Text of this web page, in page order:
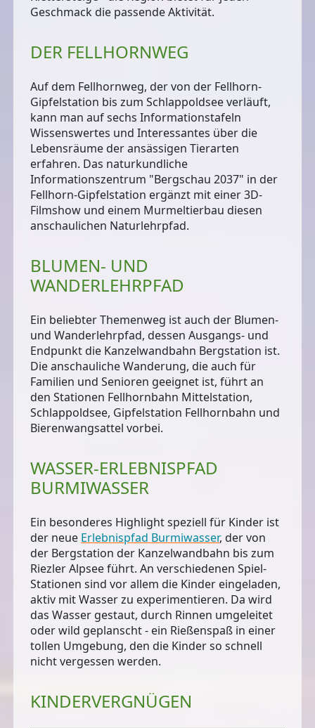
Geschmack die passende Aktivität.
DER FELLHORNWEG
Auf dem Fellhornweg, der von der Fellhorn-
Gipfelstation bis zum Schlappoldsee verläuft,
kann man auf sechs Informationstafeln
Wissenswertes und Interessantes über die
Lebensräume der ansässigen Tierarten
erfahren. Das naturkundliche
Informationszentrum "Bergschau 2037" in der
Fellhorn-Gipfelstation ergänzt mit einer 3D-
Filmshow und einem Murmeltierbau diesen
anschaulichen Naturlehrpfad.
BLUMEN- UND
WANDERLEHRPFAD
Ein beliebter Themenweg ist auch der Blumen-
und Wanderlehrpfad, dessen Ausgangs- und
Endpunkt die Kanzelwandbahn Bergstation ist.
Die anschauliche Wanderung, die auch für
Familien und Senioren geeignet ist, führt an
den Stationen Fellhornbahn Mittelstation,
Schlappoldsee, Gipfelstation Fellhornbahn und
Bierenwangsattel vorbei.
WASSER-ERLEBNISPFAD
BURMIWASSER
Ein besonderes Highlight speziell für Kinder ist
der neue Erlebnispfad Burmiwasser, der von
der Bergstation der Kanzelwandbahn bis zum
Riezler Alpsee führt. An verschiedenen Spiel-
Stationen sind vor allem die Kinder eingeladen,
aktiv mit Wasser zu experimentieren. Da wird
das Wasser gestaut, durch Rinnen umgeleitet
oder wild geplanscht - ein Rießenspaß in einer
tollen Umgebung, den die Kinder so schnell
nicht vergessen werden.
KINDERVERGNÜGEN